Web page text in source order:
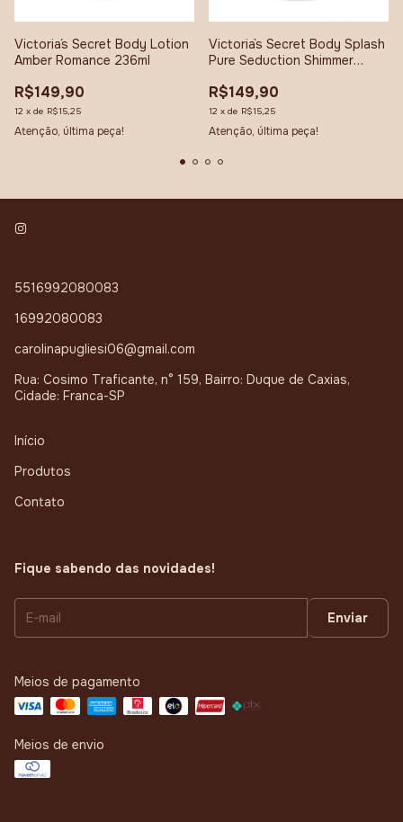
Victoria´s Secret Body Lotion
Amber Romance 236ml
R$149,90
12 x de R$15,25
Atenção, última peça!
Victoria`s Secret Body Splash
Pure Seduction Shimmer
R$149,90
12 x de R$15,25
Atenção, última peça!
5516992080083
16992080083
carolinapugliesi06@gmail.com
Rua: Cosimo Traficante, n° 159, Bairro: Duque de Caxias,
Cidade: Franca-SP
Início
Produtos
Contato
Fique sabendo das novidades!
Meios de pagamento
Meios de envio